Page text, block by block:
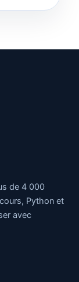
de 4 000
Python et
avec